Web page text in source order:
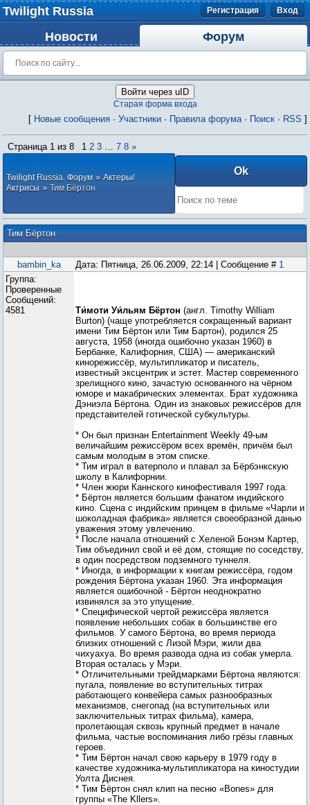
Twilight Russia Регистрация Вход
Новости Форум
Войти через uID
Старая форма входа
[ Новые сообщения · Участники · Правила форума· Поиск · RSS ]
Страница 1 из 8 1 2 3 … 7 8 »
Twilight Russia. Форум » Актеры/
Актрисы » Тим Бёртон
Тим Бёртон
bambin_ka Дата: Пятница, 26.06.2009, 22:14 | Сообщение # 1
Группа:
Проверенные
Сообщений:
4581
Ти́моти Уи́льям Бёртон (англ. Timothy William
Burton) (чаще употребляется сокращенный вариант
имени Тим Бёртон или Тим Бартон), родился 25
августа, 1958 (иногда ошибочно указан 1960) в
Бербанке, Калифорния, США) — американский
кинорежиссёр, мультипликатор и писатель,
известный эксцентрик и эстет. Мастер современного
зрелищного кино, зачастую основанного на чёрном
юморе и макабрических элементах. Брат художника
Дэниэла Бёртона. Один из знаковых режиссёров для
представителей готической субкультуры.
* Он был признан Entertainment Weekly 49-ым
величайшим режиссёром всех времён, причём был
самым молодым в этом списке.
* Тим играл в ватерполо и плавал за Бёрбэнкскую
школу в Калифорнии.
* Член жюри Каннского кинофестиваля 1997 года.
* Бёртон является большим фанатом индийского
кино. Сцена с индийским принцем в фильме «Чарли и
шоколадная фабрика» является своеобразной данью
уважения этому увлечению.
* После начала отношений с Хеленой Бонэм Картер,
Тим объединил свой и её дом, стоящие по соседству,
в один посредством подземного туннеля.
* Иногда, в информации к книгам режиссёра, годом
рождения Бёртона указан 1960. Эта информация
является ошибочной - Бёртон неоднократно
извинялся за это упущение.
* Специфической чертой режиссёра является
появление небольших собак в большинстве его
фильмов. У самого Бёртона, во время периода
близких отношений с Лизой Мэри, жили два
чихуахуа. Во время развода одна из собак умерла.
Вторая осталась у Мэри.
* Отличительными трейдмарками Бёртона являются:
пугала, появление во вступительных титрах
работающего конвейера самых разнообразных
механизмов, снегопад (на вступительных или
заключительных титрах фильма), камера,
пролетающая сквозь крупный предмет в начале
фильма, частые воспоминания либо грёзы главных
героев.
* Тим Бёртон начал свою карьеру в 1979 году в
качестве художника-мультипликатора на киностудии
Уолта Диснея.
* Тим Бёртон снял клип на песню «Bones» для
группы «The Kllers».